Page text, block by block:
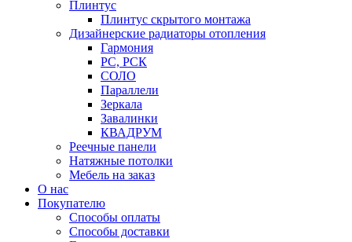
Плинтус
Плинтус скрытого монтажа
Дизайнерские радиаторы отопления
Гармония
РС, РСК
СОЛО
Параллели
Зеркала
Завалинки
КВАДРУМ
Реечные панели
Натяжные потолки
Мебель на заказ
О нас
Покупателю
Способы оплаты
Способы доставки